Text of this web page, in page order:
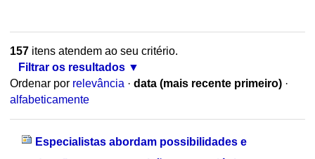
157itens atendem ao seu critério.
Filtrar os resultados
Ordenar por relevância · data (mais recente primeiro) ·
alfabeticamente
Especialistas abordam possibilidades e